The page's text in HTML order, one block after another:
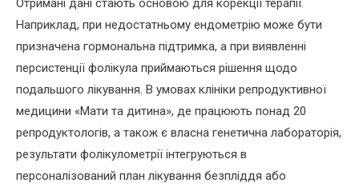
Отримані дані стають основою для корекції терапії.
Наприклад, при недостатньому ендометрію може бути
призначена гормональна підтримка, а при виявленні
персистенції фолікула приймаються рішення щодо
подальшого лікування. В умовах клініки репродуктивної
медицини «Мати та дитина», де працюють понад 20
репродуктологів, а також є власна генетична лабораторія,
результати фолікулометрії інтегруються в
персоналізований план лікування безпліддя або